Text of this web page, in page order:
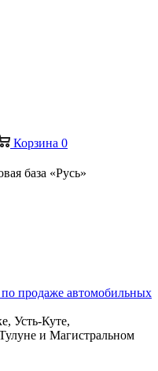
Корзина 0
база «Русь»
Усть-Куте,
и Магистральном